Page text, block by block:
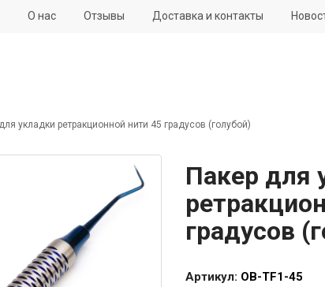
О нас Отзывы Доставка и контакты
укладки ретракционной нити 45 градусов (голубой)
Пакер для
градусов
Артикул: OB-TF1-45